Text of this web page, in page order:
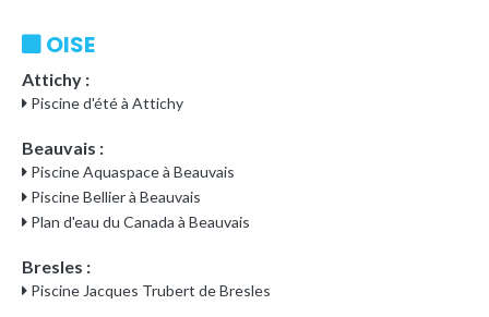
OISE
Attichy :
Piscine d'été à Attichy
Beauvais :
Piscine Aquaspace à Beauvais
Piscine Bellier à Beauvais
Plan d'eau du Canada à Beauvais
Bresles :
Piscine Jacques Trubert de Bresles